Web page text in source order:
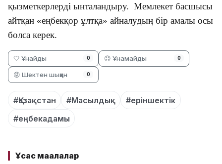
қызметкерлерді ынталандыру. Мемлекет басшысы
айтқан «еңбекқор ұлтқа» айналудың бір амалы осы
болса керек.
🤍 Ұнайды 0 😞 Ұнамайды 0
😡 Шектен шыққан 0
#Қазақстан #Масылдық
#еріншектік
#еңбекадамы
Ұқсас мақалалар